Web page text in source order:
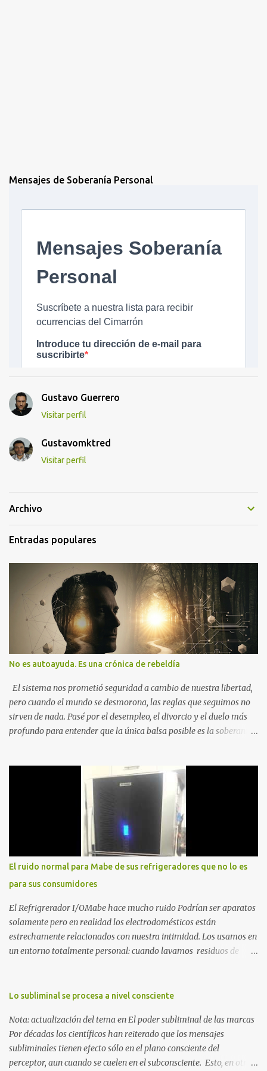
Mensajes de Soberanía Personal
Gustavo Guerrero
Visitar perfil
Gustavomktred
Visitar perfil
Archivo
Entradas populares
No es autoayuda. Es una crónica de rebeldía
El sistema nos prometió seguridad a cambio de nuestra libertad,
pero cuando el mundo se desmorona, las reglas que seguimos no
sirven de nada. Pasé por el desempleo, el divorcio y el duelo más
profundo para entender que la única balsa posible es la soberanía
un Cimarrón no es huir del mundo, es aprender a caminar en él sin
llevar puestas las cadenas de otros 1. La Caída: Al Filo del
Precipicio El momento del quiebre. En Al Filo del Precipicio, relato
mi caída. No como una víctima, sino como alguien que descubrió
que la crisis es el único lugar donde la verdad no se puede ocultar.
Este libro es el testimonio de cómo reconstruir la identidad cuando
el éxito corporativo y las etiquetas sociales te abandonan. Es la
base técnica y espiritual de mi regreso al mundo. Adquirir en
Amazon 2. La Huida: Cimarrón Asilvestrarse: La úni...
El ruido normal para Mabe de sus refrigeradores que no lo es
para sus consumidores
El Refrigrerador I/OMabe hace mucho ruido Podrían ser aparatos
solamente pero en realidad los electrodomésticos están
estrechamente relacionados con nuestra intimidad. Los usamos en
un entorno totalmente personal: cuando lavamos residuos de
queremos conservar esas delicias al paladar para disfrutarlas al
simplemente funcionen para cumplir con la razón por las cuales
esos electrodomésticos fueron creados. Pero ¿qué ocurre cuando
uno de estos aparatos se destaca por el ruido que provoca al
funcionar? Creo que nadie se lo imagina hasta que lo vive. Jamás
Lo subliminal se procesa a nivel consciente
Nota: actualización del tema en El poder subliminal de las marcas
Por décadas los científicos han reiterado que los mensajes
subliminales tienen efecto sólo en el plano consciente del
perceptor, aun cuando se cuelen en el subconsciente. Esto, en otras